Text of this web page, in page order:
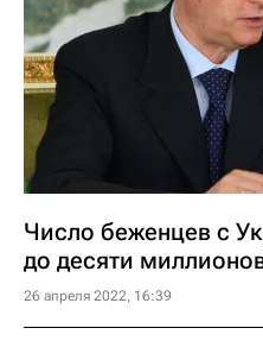
Число беженцев с
до десяти
26 апреля 2022, 16:39